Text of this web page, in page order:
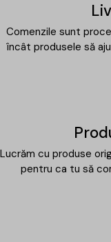
Comenzile sunt
încât produsele să
Lucrăm cu produse
pentru ca tu să